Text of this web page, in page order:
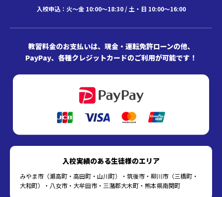
入校申込：火～金 10:00～18:30 / 土・日 10:00～16:00
教習料金のお支払いは、現金・運転免許ローンの他、
PayPay、各種クレジットカードのご利用が可能です！
入校実績のある生徒様のエリア
みやま市（瀬高町・高田町・山川町）・筑後市・柳川市（三橋町・
大和町）・八女市・大牟田市・三潴郡大木町・熊本県南関町